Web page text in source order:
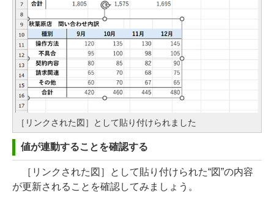
［リンクされた図］として貼り付けられました
値が連動することを確認する
［リンクされた図］として貼り付けられた“図”の内容
が更新されることを確認してみましょう。